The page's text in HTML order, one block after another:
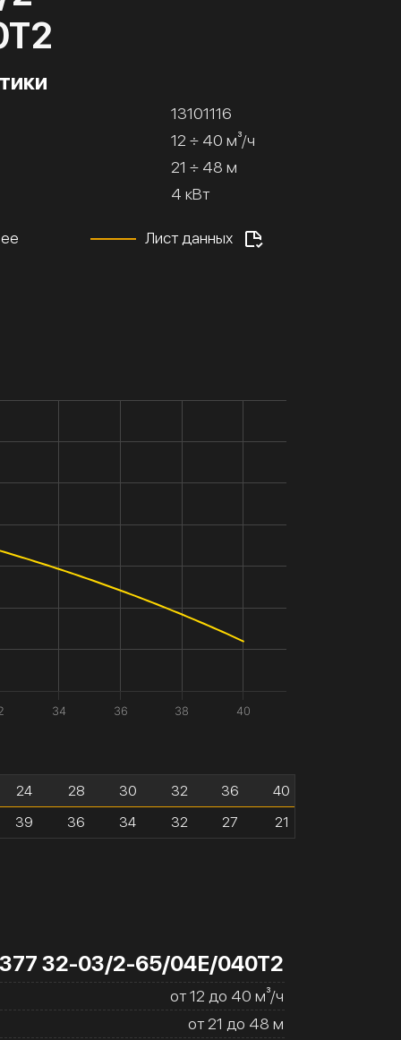
13101116
12 ÷ 40 м³/ч
21 ÷ 48 м
4 кВт
Лист данных
34 36 38 40
24
39
28
36
30
34
32
32
36
27
40
21
32-03/2-65/04Е/040Т2
от 12 до 40 м³/ч
от 21 до 48 м